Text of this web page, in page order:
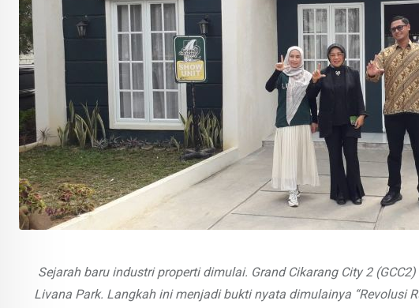
Sejarah baru industri properti dimulai. Grand Cikarang City 2
Livana Park. Langkah ini menjadi bukti nyata dimulainya “Revolusi